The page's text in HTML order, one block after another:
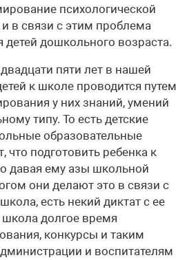
психологической
в связи с этим проблема
детей дошкольного возраста.
пяти лет в нашей
к школе проводится путем
у них знаний, умений
типу. То есть детские
образовательные
что подготовить ребенка к
давая ему азы школьной
они делают это в связи с
есть некий диктат с ее
долгое время
конкурсы и таким
и воспитателям